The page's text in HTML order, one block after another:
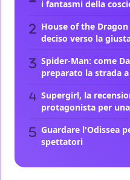
i fantasmi della
House of the
deciso verso la
Spider-Man: come
preparato la strada
Supergirl, la
protagonista per
Guardare l'Odissea
spettatori